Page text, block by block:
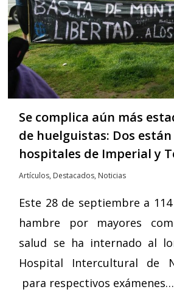
Se complica aún más
de huelguistas: Dos
hospitales de Imperial y
Artículos, Destacados, Noticias
Este 28 de septiembre a
hambre por mayores
salud se ha internado al
Hospital Intercultural de
para respectivos exámenes…